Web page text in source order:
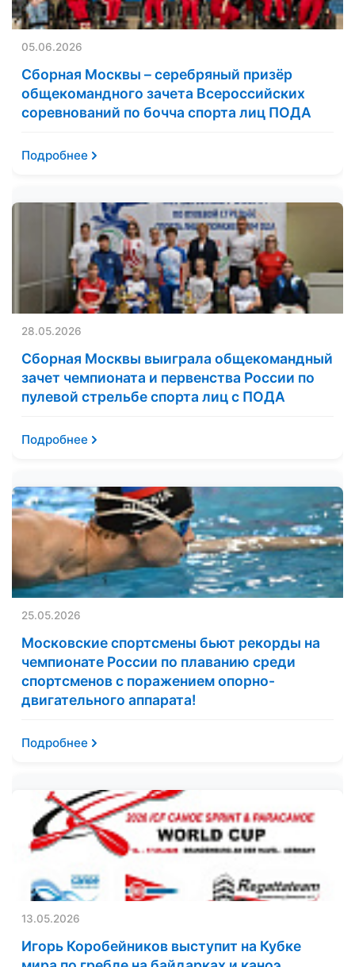
05.06.2026
Сборная Москвы – серебряный призёр
общекомандного зачета Всероссийских
соревнований по бочча спорта лиц ПОДА
Подробнее
28.05.2026
Сборная Москвы выиграла общекомандный
зачет чемпионата и первенства России по
пулевой стрельбе спорта лиц с ПОДА
Подробнее
25.05.2026
Московские спортсмены бьют рекорды на
чемпионате России по плаванию среди
спортсменов с поражением опорно-
двигательного аппарата!
Подробнее
13.05.2026
Игорь Коробейников выступит на Кубке